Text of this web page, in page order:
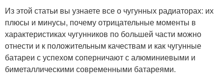
Из этой статьи вы узнаете все о чугунных радиаторах: их
плюсы и минусы, почему отрицательные моменты в
характеристиках чугунников по большей части можно
отнести и к положительным качествам и как чугунные
батареи с успехом соперничают с алюминиевыми и
биметаллическими современными батареями.